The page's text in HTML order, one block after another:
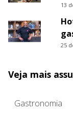
13
25
Veja mais
Gastronomia